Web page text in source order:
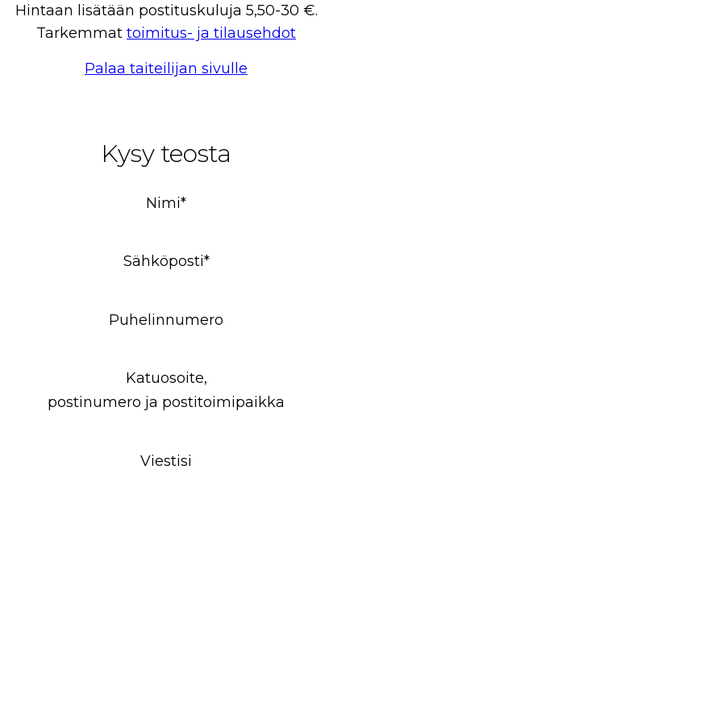
Hintaan lisätään postituskuluja 5,50-30 €.
Tarkemmat toimitus- ja tilausehdot
Palaa taiteilijan sivulle
Kysy teosta
Nimi*
Sähköposti*
Puhelinnumero
Katuosoite,
postinumero ja postitoimipaikka
Viestisi